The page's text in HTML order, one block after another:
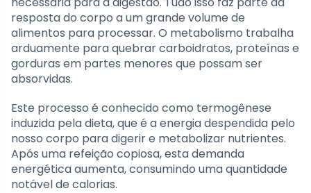
resposta do corpo a um grande volume de
alimentos para processar. O metabolismo trabalha
arduamente para quebrar carboidratos, proteínas e
gorduras em partes menores que possam ser
absorvidas.
Este processo é conhecido como termogênese
induzida pela dieta, que é a energia despendida pelo
nosso corpo para digerir e metabolizar nutrientes.
Após uma refeição copiosa, esta demanda
energética aumenta, consumindo uma quantidade
notável de calorias.